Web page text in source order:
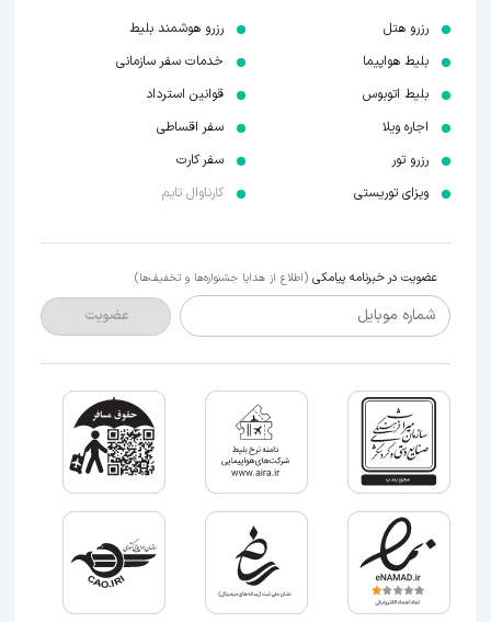
رزرو هتل
بلیط هواپیما
بلیط اتوبوس
اجاره ویلا
رزرو تور
ویزای توریستی
رزرو هوشمند بلیط
خدمات سفر سازمانی
قوانین استرداد
سفر اقساطی
سفر کارت
کارناوال تایم
عضویت در خبرنامه پیامکی (اطلاع از هدایا جشنواره‌ها و تخفیف‌ها)
شماره موبایل عضویت